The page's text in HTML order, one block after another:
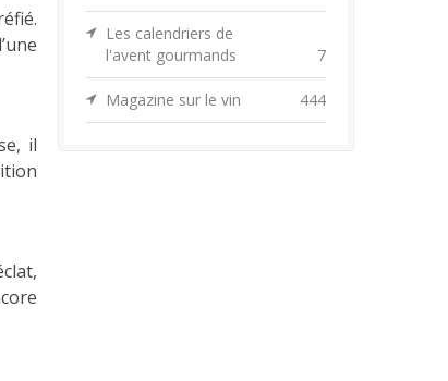
il
Les calendriers de
l'avent gourmands
7
Magazine sur le vin 444